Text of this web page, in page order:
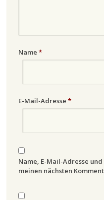
Name *
E-Mail-Adresse *
Name, E-Mail-Adresse
meinen nächsten